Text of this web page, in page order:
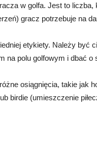
w golfa. Jest to liczba,
gracz potrzebuje na
etykiety. Należy być
na polu golfowym i dbać o
osiągnięcia, takie jak
birdie (umieszczenie